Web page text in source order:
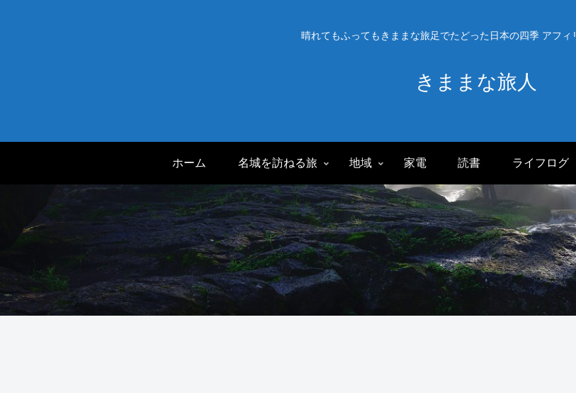
晴れてもふってもきままな旅足でたどった日本の四季 アフィ
きままな旅人
ホーム 名城を訪ねる旅 地域 家電 読書 ライフログ